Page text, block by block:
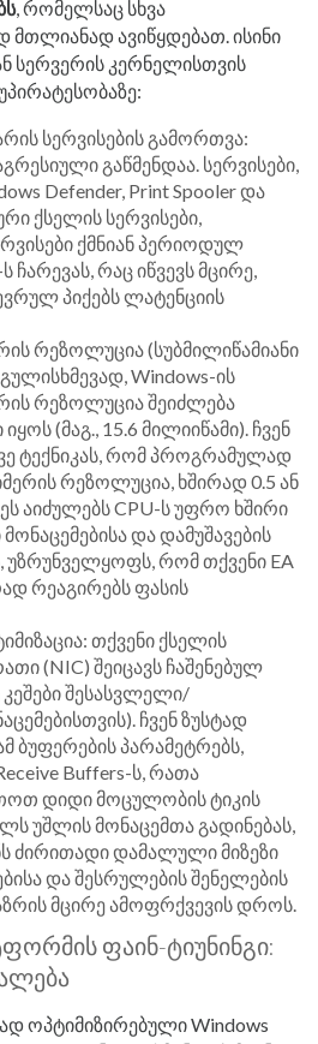
, რომელსაც სხვა
მთლიანად ავიწყდებათ. ისინი
სერვერის კერნელისთვის
სერვისების გამორთვა:
გაწმენდაა. სერვისები,
Defender, Print Spooler და
ქსელის სერვისები,
ქმნიან პერიოდულ
ჩარევას, რაც იწვევს მცირე,
პიქებს ლატენციის
რეზოლუცია (სუბმილიწამიანი
Windows-ის
რეზოლუცია შეიძლება
(მაგ., 15.6 მილიიწამი). ჩვენ
ტექნიკას, რომ პროგრამულად
რეზოლუცია, ხშირად 0.5 ან
აიძულებს CPU-ს უფრო ხშირი
და დამუშავების
უზრუნველყოფს, რომ თქვენი EA
რეაგირებს ფასის
თქვენი ქსელის
(NIC) შეიცავს ჩაშენებულ
შესასვლელი/
ჩვენ ზუსტად
ბუფერების პარამეტრებს,
Buffers-ს, რათა
დიდი მოცულობის ტიკის
უშლის მონაცემთა გადინებას,
ძირითადი დამალული მიზეზი
და შესრულების შენელების
მცირე ამოფრქვევის დროს.
ფაინ-ტიუნინგი:
ოპტიმიზირებული Windows